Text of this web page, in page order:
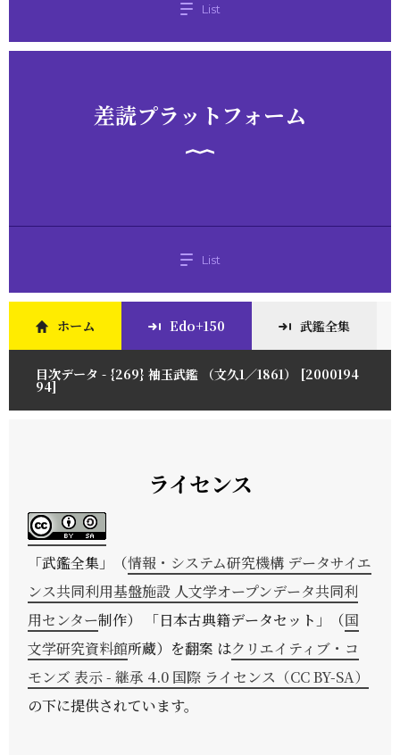
List
差読プラットフォーム
List
ホーム Edo+150 武鑑全集
目次データ - {269} 袖玉武鑑 （文久1／1861） [2000194
94]
ライセンス
「武鑑全集 」（情報・システム研究機構 データサイエ
ンス共同利用基盤施設 人文学オープンデータ共同利
用センター制作） 「日本古典籍データセット」（国
文学研究資料館所蔵）を翻案 はクリエイティブ・コ
モンズ 表示 - 継承 4.0 国際 ライセンス（CC BY-SA）
の下に提供されています。